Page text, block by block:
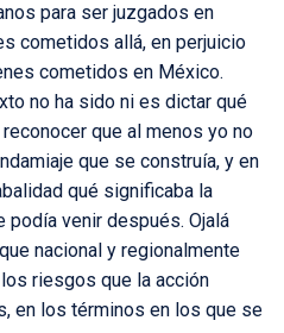
para ser juzgados en
cometidos allá, en perjuicio
cometidos en México.
no ha sido ni es dictar qué
que al menos yo no
que se construía, y en
qué significaba la
podía venir después. Ojalá
nacional y regionalmente
riesgos que la acción
en los términos en los que se